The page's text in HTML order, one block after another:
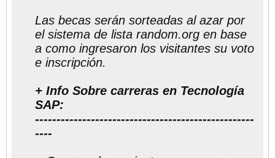
Las becas serán sorteadas al azar por
el sistema de lista random.org en base
a como ingresaron los visitantes su voto
e inscripción.
+ Info Sobre carreras en Tecnología
SAP:
---------------------------------------------------
----